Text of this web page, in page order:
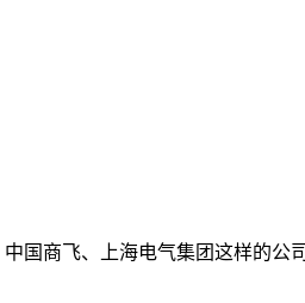
国商飞、上海电气集团这样的公